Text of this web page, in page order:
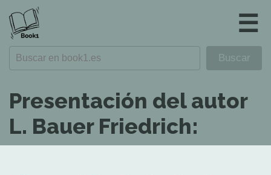
☰
Presentación del autor
L. Bauer Friedrich: